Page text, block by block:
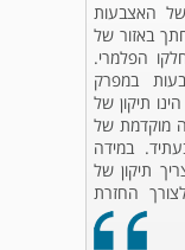
האצבעות
באזור של
הפלמרי.
במפרק
תיקון של
מוקדמת של
במידה
תיקון של
החזרת